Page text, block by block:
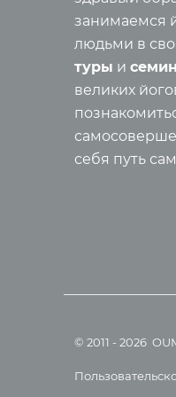
Семинары
Рассказы о
Фото
Випассана
Фото
Ваша
занимаемся
людьми в
туры и
великих
себя путь
© 2011 - 2026